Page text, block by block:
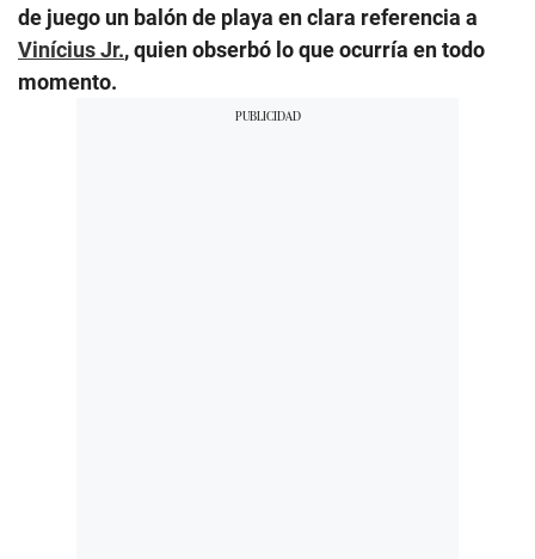
de juego un balón de playa en clara referencia a
Vinícius Jr., quien obserbó lo que ocurría en todo
momento.